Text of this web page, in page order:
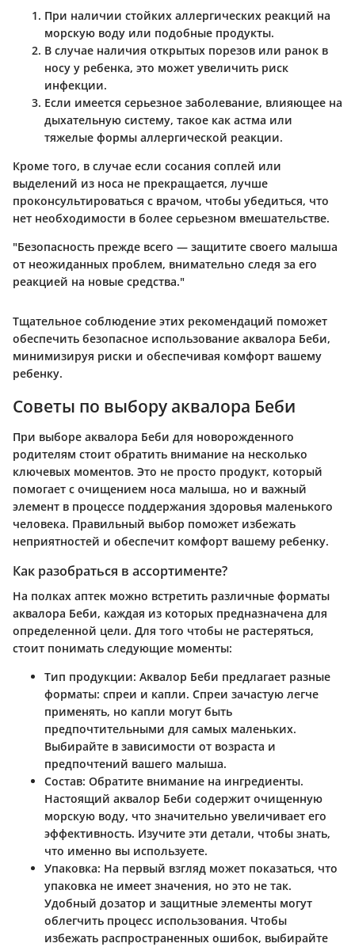
При наличии стойких аллергических реакций на
морскую воду или подобные продукты.
В случае наличия открытых порезов или ранок в
носу у ребенка, это может увеличить риск
инфекции.
Если имеется серьезное заболевание, влияющее на
дыхательную систему, такое как астма или
тяжелые формы аллергической реакции.
Кроме того, в случае если сосания соплей или
выделений из носа не прекращается, лучше
проконсультироваться с врачом, чтобы убедиться, что
нет необходимости в более серьезном вмешательстве.
"Безопасность прежде всего — защитите своего малыша
от неожиданных проблем, внимательно следя за его
реакцией на новые средства."
Тщательное соблюдение этих рекомендаций поможет
обеспечить безопасное использование аквалора Беби,
минимизируя риски и обеспечивая комфорт вашему
ребенку.
Советы по выбору аквалора Беби
При выборе аквалора Беби для новорожденного
родителям стоит обратить внимание на несколько
ключевых моментов. Это не просто продукт, который
помогает с очищением носа малыша, но и важный
элемент в процессе поддержания здоровья маленького
человека. Правильный выбор поможет избежать
неприятностей и обеспечит комфорт вашему ребенку.
Как разобраться в ассортименте?
На полках аптек можно встретить различные форматы
аквалора Беби, каждая из которых предназначена для
определенной цели. Для того чтобы не растеряться,
стоит понимать следующие моменты:
Тип продукции: Аквалор Беби предлагает разные
форматы: спреи и капли. Спреи зачастую легче
применять, но капли могут быть
предпочтительными для самых маленьких.
Выбирайте в зависимости от возраста и
предпочтений вашего малыша.
Состав: Обратите внимание на ингредиенты.
Настоящий аквалор Беби содержит очищенную
морскую воду, что значительно увеличивает его
эффективность. Изучите эти детали, чтобы знать,
что именно вы используете.
Упаковка: На первый взгляд может показаться, что
упаковка не имеет значения, но это не так.
Удобный дозатор и защитные элементы могут
облегчить процесс использования. Чтобы
избежать распространенных ошибок, выбирайте